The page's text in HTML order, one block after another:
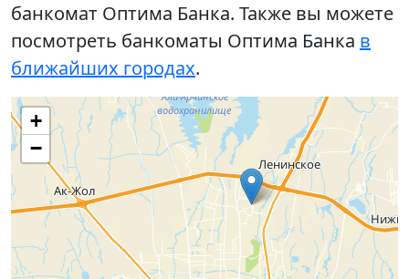
банкомат Оптима Банка. Также вы можете
посмотреть банкоматы Оптима Банка в
ближайших городах.
+
−